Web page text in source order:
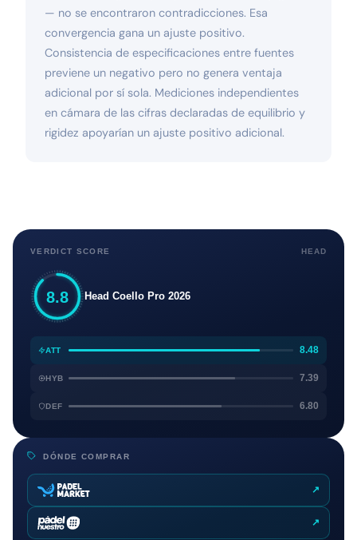
— no se encontraron contradicciones. Esa
convergencia gana un ajuste positivo.
Consistencia de especificaciones entre fuentes
previene un negativo pero no genera ventaja
adicional por sí sola. Mediciones independientes
en cámara de las cifras declaradas de equilibrio y
rigidez apoyarían un ajuste positivo adicional.
VERDICT SCORE HEAD
8.8 Head Coello Pro 2026
ATT 8.48
HYB 7.39
DEF 6.80
DÓNDE COMPRAR
↗
↗